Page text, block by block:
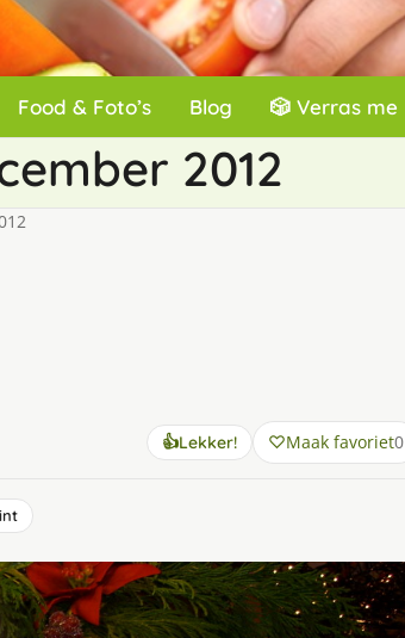
Food & Foto’s Blog 🎲 Verras me
2012
👍Lekker! Maak favoriet0